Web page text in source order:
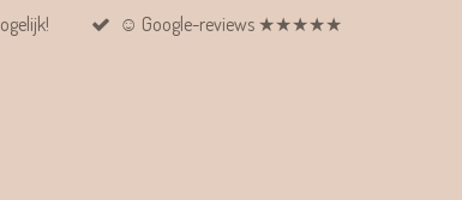
☺︎ Google-reviews ★★★★★